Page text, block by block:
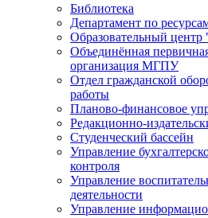
Библиотека
Департамент по
Образовательный
Объединённая
организация МГПУ
Отдел гражданской
работы
Планово-финансовое
Редакционно-
Студенческий бассейн
Управление
контроля
Управление
деятельности
Управление